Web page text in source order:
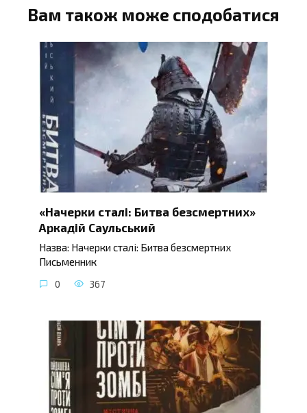
Вам також може сподобатися
«Начерки сталі: Битва безсмертних»
Аркадій Саульський
Назва: Начерки сталі: Битва безсмертних
Письменник
0 367